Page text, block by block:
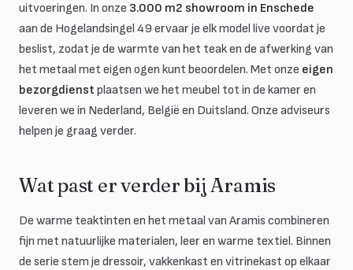
uitvoeringen. In onze 3.000 m2 showroom in Enschede
aan de Hogelandsingel 49 ervaar je elk model live voordat je
beslist, zodat je de warmte van het teak en de afwerking van
het metaal met eigen ogen kunt beoordelen. Met onze eigen
bezorgdienst plaatsen we het meubel tot in de kamer en
leveren we in Nederland, België en Duitsland. Onze adviseurs
helpen je graag verder.
Wat past er verder bij Aramis
De warme teaktinten en het metaal van Aramis combineren
fijn met natuurlijke materialen, leer en warme textiel. Binnen
de serie stem je dressoir, vakkenkast en vitrinekast op elkaar